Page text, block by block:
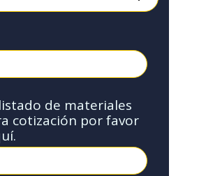
de materiales
cotización por favor